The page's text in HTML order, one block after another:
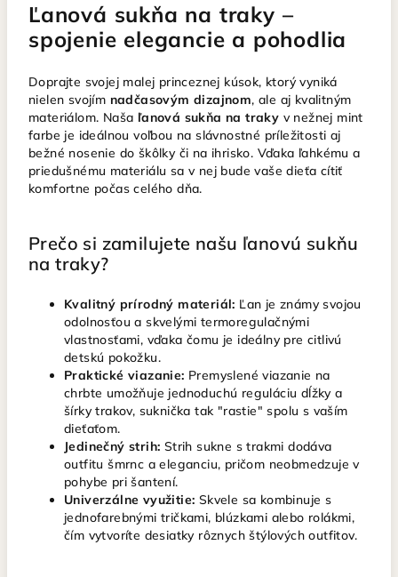
Ľanová sukňa na traky –
spojenie elegancie a pohodlia
Doprajte svojej malej princeznej kúsok, ktorý vyniká
nielen svojím nadčasovým dizajnom, ale aj kvalitným
materiálom. Naša ľanová sukňa na traky v nežnej mint
farbe je ideálnou voľbou na slávnostné príležitosti aj
bežné nosenie do škôlky či na ihrisko. Vďaka ľahkému a
priedušnému materiálu sa v nej bude vaše dieťa cítiť
komfortne počas celého dňa.
Prečo si zamilujete našu ľanovú sukňu
na traky?
Kvalitný prírodný materiál: Ľan je známy svojou
odolnosťou a skvelými termoregulačnými
vlastnosťami, vďaka čomu je ideálny pre citlivú
detskú pokožku.
Praktické viazanie: Premyslené viazanie na
chrbte umožňuje jednoduchú reguláciu dĺžky a
šírky trakov, suknička tak "rastie" spolu s vaším
dieťaťom.
Jedinečný strih: Strih sukne s trakmi dodáva
outfitu šmrnc a eleganciu, pričom neobmedzuje v
pohybe pri šantení.
Univerzálne využitie: Skvele sa kombinuje s
jednofarebnými tričkami, blúzkami alebo rolákmi,
čím vytvoríte desiatky rôznych štýlových outfitov.